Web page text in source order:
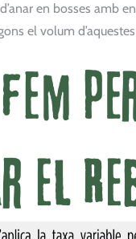
en bosses amb
el volum